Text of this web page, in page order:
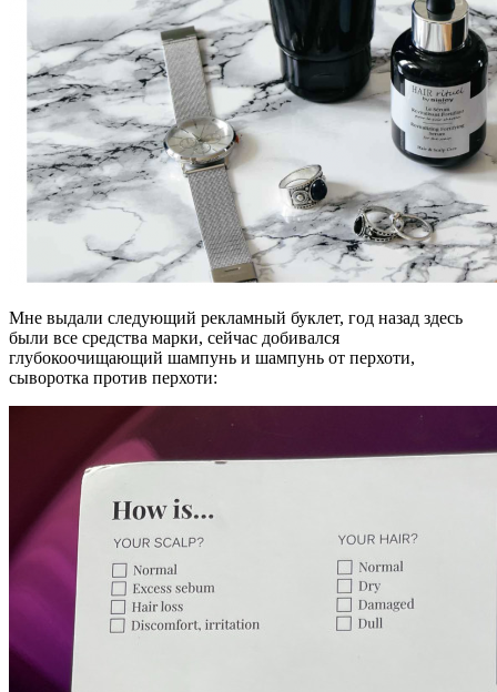
Мне выдали следующий рекламный буклет, год назад здесь
были все средства марки, сейчас добивался
глубокоочищающий шампунь и шампунь от перхоти,
сыворотка против перхоти: